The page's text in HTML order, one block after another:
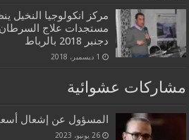
مركز انكولوجيا النخيل
دجنبر 2018 بالرباط
1 ديسمبر، 2018
مشاركات عشوائية
المسؤول عن إشعال
26 يونيو، 2023